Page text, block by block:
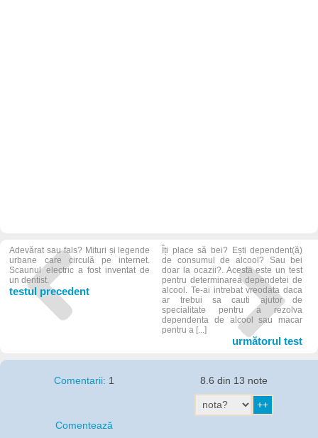
Adevărat sau fals? Mituri și legende
urbane care circulă pe internet.
Scaunul electric a fost inventat de
un dentist.
testul precedent
Îți place să bei? Ești dependent(ă)
de consumul de alcool? Sau bei
doar la ocazii?. Acesta este un test
pentru determinarea dependetei de
alcool. Te-ai intrebat vreodata daca
ar trebui sa cauti ajutor de
specialitate pentru a rezolva
dependenta de alcool sau macar
pentru a [...]
următorul test
Comentarii: 1
Comentează
8.6 din 13 note